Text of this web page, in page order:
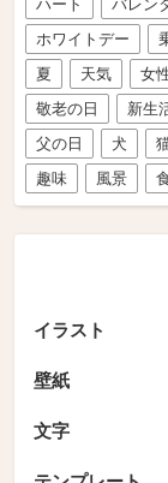
ホワイトデー
夏
天気 女
敬老の日
新生
父の日
犬
趣味
風景
イラスト
壁紙
文字